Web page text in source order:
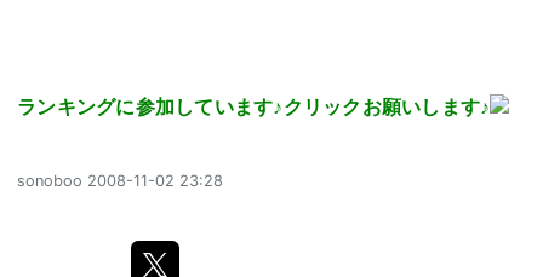
ランキングに参加しています♪クリックお願いします♪
sonoboo 2008-11-02 23:28